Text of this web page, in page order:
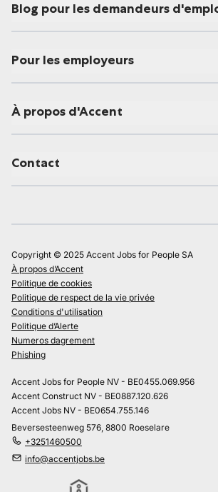
Blog pour les demandeurs
Pour les employeurs
À propos d'Accent
Contact
Copyright © 2025 Accent Jobs for People SA
À propos d’Accent
Politique de cookies
Politique de respect de la vie privée
Conditions d'utilisation
Politique d’Alerte
Numeros dagrement
Phishing
Accent Jobs for People NV - BE0455.069.956
Accent Construct NV - BE0887.120.626
Accent Jobs NV - BE0654.755.146
Beversesteenweg 576, 8800 Roeselare
+3251460500
info@accentjobs.be